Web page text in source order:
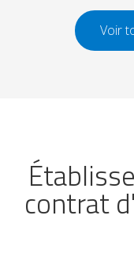
Voir
contrat